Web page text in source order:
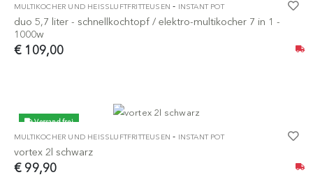
MULTIKOCHER UND HEISSLUFTFRITTEUSEN - INSTANT POT
duo 5,7 liter - schnellkochtopf / elektro-multikocher 7 in 1 -
1000w
€ 109,00
Versand frei
MULTIKOCHER UND HEISSLUFTFRITTEUSEN - INSTANT POT
vortex 2l schwarz
€ 99,90